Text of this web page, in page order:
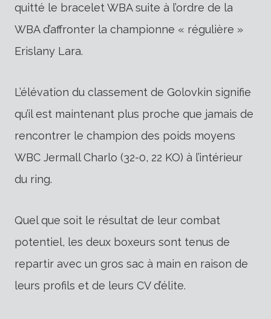
quitté le bracelet WBA suite à l’ordre de la
WBA d’affronter la championne « régulière »
Erislany Lara.
L’élévation du classement de Golovkin signifie
qu’il est maintenant plus proche que jamais de
rencontrer le champion des poids moyens
WBC Jermall Charlo (32-0, 22 KO) à l’intérieur
du ring.
Quel que soit le résultat de leur combat
potentiel, les deux boxeurs sont tenus de
repartir avec un gros sac à main en raison de
leurs profils et de leurs CV d’élite.